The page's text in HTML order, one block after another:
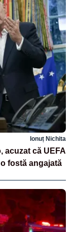
Ionuț Nichita
acuzat că UEFA
fostă angajată